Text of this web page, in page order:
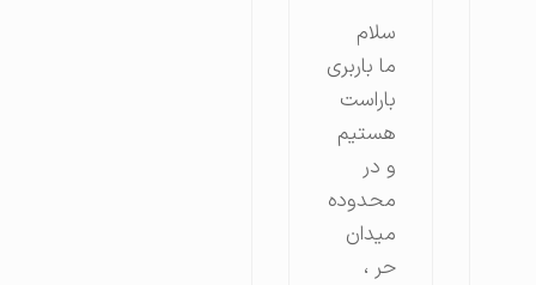
سلام
ما باربری
باراست
هستیم
محدوده
میدان